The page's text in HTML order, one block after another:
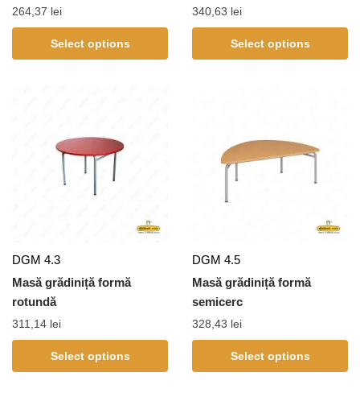
264,37 lei
Select options
340,63 lei
Select options
DGM 4.3
Masă grădiniță formă
rotundă
311,14 lei
Select options
DGM 4.5
Masă grădiniță formă
semicerc
328,43 lei
Select options